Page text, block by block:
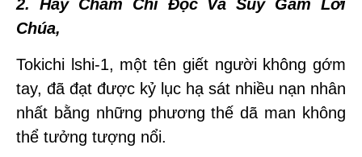
2. Hãy Chăm Chỉ Đọc Và Suy Gẫm Lời
Chúa,
Tokichi lshi-1, một tên giết người không gớm
tay, đã đạt được kỷ lục hạ sát nhiều nạn nhân
nhất bằng những phương thế dã man không
thể tưởng tượng nổi.